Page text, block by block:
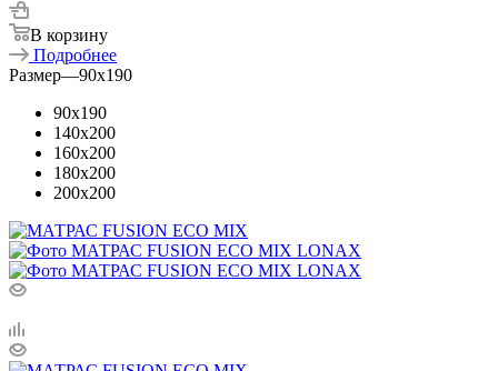
В корзину
Подробнее
Размер—90x190
90x190
140x200
160x200
180x200
200x200